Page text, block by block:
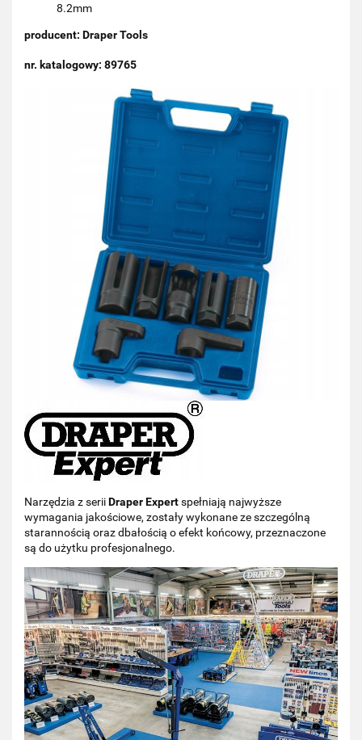
8.2mm
producent: Draper Tools
nr. katalogowy: 89765
Narzędzia z seriiDraper Expertspełniają najwyższe
wymagania jakościowe, zostały wykonane ze szczególną
starannością oraz dbałością o efekt końcowy, przeznaczone
są do użytku profesjonalnego.